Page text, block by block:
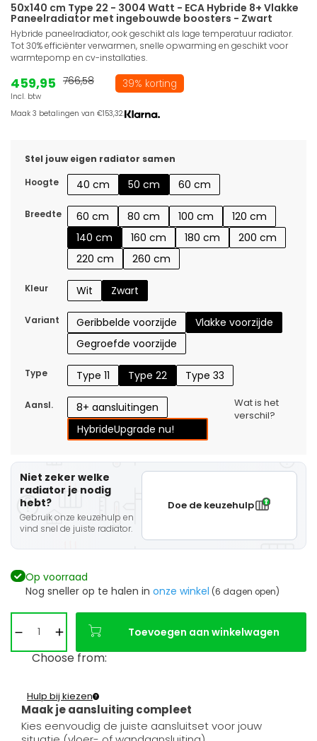
50x140 cm Type 22 - 3004 Watt - ECA Hybride 8+ Vlakke
Paneelradiator met ingebouwde boosters - Zwart
Hybride paneelradiator, ook geschikt als lage temperatuur radiator.
Tot 30% efficiënter verwarmen, snelle opwarming en geschikt voor
warmtepomp en cv-installaties.
459,95
Incl. btw
766,58 39% korting
Maak 3 betalingen van €153,32.
Stel jouw eigen radiator samen
Hoogte
40 cm 50 cm 60 cm
Breedte 60 cm 80 cm 100 cm
120 cm
140 cm
160 cm 180 cm
200 cm
220 cm
260 cm
Kleur Wit Zwart
Variant Geribbelde voorzijde
Vlakke voorzijde
Gegroefde voorzijde
Type Type 11 Type 22 Type 33
Aansl.
8+ aansluitingen
HybrideUpgrade nu!
Wat is het
verschil?
Niet zeker welke
radiator je nodig
hebt?
Gebruik onze keuzehulp en
vind snel de juiste radiator.
Doe de keuzehulp
Op voorraad
Nog sneller op te halen in onze winkel (6 dagen open)
Toevoegen aan winkelwagen
Choose from:
Maak je aansluiting compleet
Hulp bij kiezen
Kies eenvoudig de juiste aansluitset voor jouw